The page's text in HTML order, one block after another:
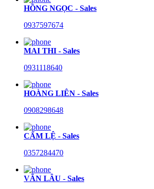
HỒNG NGỌC - Sales
0937597674
MAI THI - Sales
0931118640
HOÀNG LIÊN - Sales
0908298648
CẨM LỆ - Sales
0357284470
VĂN LÂU - Sales